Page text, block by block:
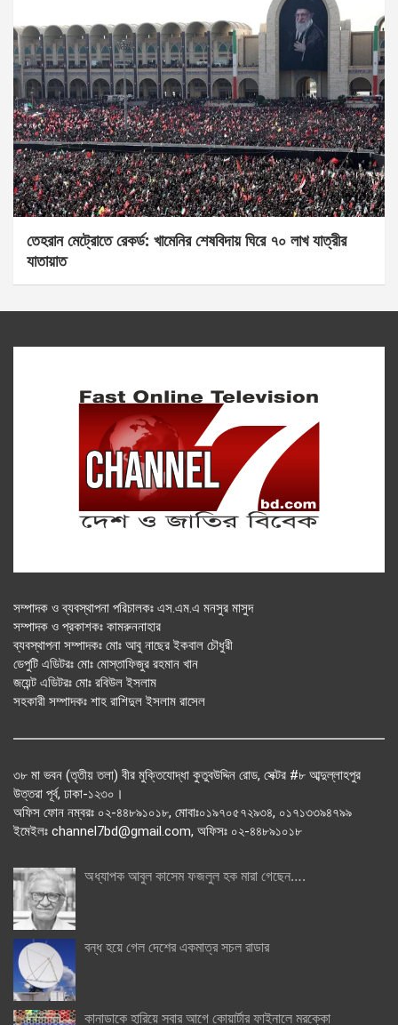
তেহরান মেট্রোতে রেকর্ড: খামেনির শেষবিদায় ঘিরে ৭০ লাখ যাত্রীর
যাতায়াত
সম্পাদক ও ব্যবস্থাপনা পরিচালকঃ এস.এম.এ মনসুর মাসুদ
সম্পাদক ও প্রকাশকঃ কামরুননাহার
ব্যবস্থাপনা সম্পাদকঃ মোঃ আবু নাছের ইকবাল চৌধুরী
ডেপুটি এডিটরঃ মোঃ মোস্তাফিজুর রহমান খান
জয়েন্ট এডিটরঃ মোঃ রবিউল ইসলাম
সহকারী সম্পাদকঃ শাহ রাশিদুল ইসলাম রাসেল
৩৮ মা ভবন (তৃতীয় তলা) বীর মুক্তিযোদ্ধা কুতুবউদ্দিন রোড, সেক্টর #৮ আব্দুল্লাহপুর
উত্তরা পূর্ব, ঢাকা-১২৩০।
অফিস ফোন নম্বরঃ ০২-৪৪৮৯১০১৮, মোবাঃ০১৯৭০৫৭২৯৩৪, ০১৭১৩৩৯৪৭৯৯
ইমেইলঃ channel7bd@gmail.com, অফিসঃ ০২-৪৪৮৯১০১৮
অধ্যাপক আবুল কাসেম ফজলুল হক মারা গেছেন….
বন্ধ হয়ে গেল দেশের একমাত্র সচল রাডার
কানাডাকে হারিয়ে সবার আগে কোয়ার্টার ফাইনালে মরক্কো